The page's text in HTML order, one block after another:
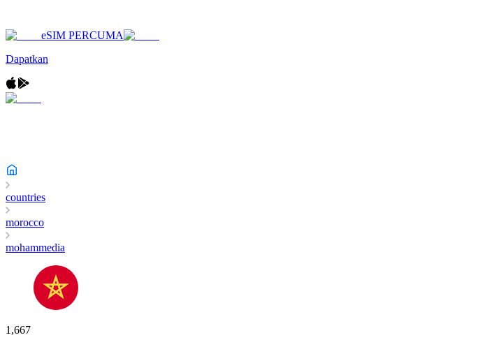
eSIM PERCUMA
Dapatkan
countries
morocco
mohammedia
1,667